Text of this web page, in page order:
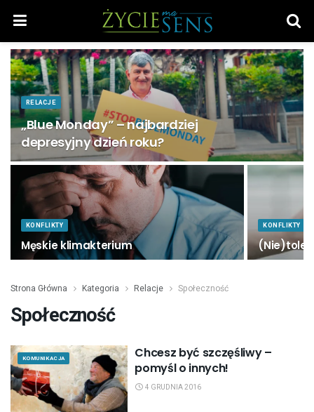
RELACJE
„Blue Monday” – najbardziej
depresyjny dzień roku?
KONFLIKTY
Męskie klimakterium
KONFLIKTY
Strona Główna Kategoria Relacje Społeczność
Społeczność
KOMUNIKACJA
Chcesz być szczęśliwy –
pomyśl o innych!
4 GRUDNIA 2016